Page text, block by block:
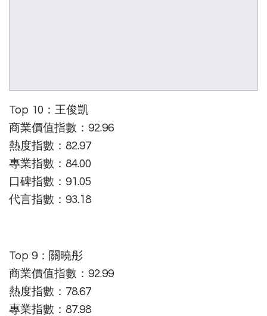
Top 10：王俊凱
商業價值指數：92.96
熱度指數：82.97
專業指數：84.00
口碑指數：91.05
代言指數：93.18
Top 9：關曉彤
商業價值指數：92.99
熱度指數：78.67
專業指數：87.98